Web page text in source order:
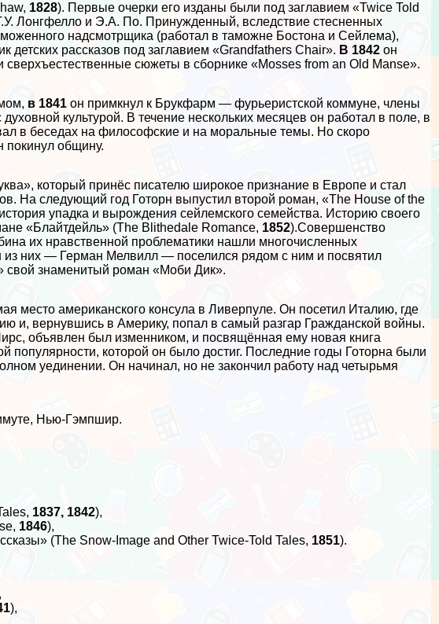
1828). Первые очерки его изданы были под заглавием «Twice Told
Лонгфелло и Э.А. По. Принужденный, вследствие стесненных
надсмотрщика (работал в таможне Бостона и Сейлема),
детских рассказов под заглавием «Grandfathers Chair». В 1842 он
сюжеты в сборнике «Mosses from an Old Manse».
в 1841 он примкнул к Брукфарм — фурьеристской коммуне, члeны
культурой. В течение нескольких месяцев он работал в поле, в
в беседах на философские и на мopaльные темы. Но скоро
покинул общину.
который принёс писателю широкое признание в Европе и стал
На следующий год Готорн выпустил второй роман, «The House of the
упадка и вырождения сейлемского семейства. Историю своего
«Блайтдейль» (The Blithedale Romance, 1852).Совершенство
их нравственной проблематики нашли многочисленных
из них — Герман Мелвилл — поселился рядом с ним и посвятил
свой знаменитый роман «Моби Дик».
место американского консула в Ливерпуле. Он посетил Италию, где
и, вернувшись в Америку, попал в самый разгар Гражданской войны.
объявлен был изменником, и посвящённая ему новая книга
популярности, которой он было достиг. Последние годы Готорна были
уединении. Он начинал, но не закончил работу над четырьмя
Нью-Гэмпшир.
1837, 1842),
1846),
(The Snow-Image and Other Twice-Told Tales, 1851).
),